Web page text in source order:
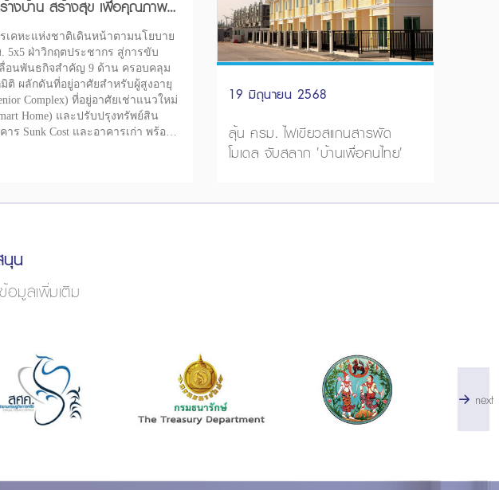
างบ้าน สร้างสุข เพื่อคุณภาพ
เคหะแห่งชาติเดินหน้าตามนโยบาย
5x5 ฝ่าวิกฤตประชากร สู่การขับ
อนพันธกิจสำคัญ 9 ด้าน ครอบคลุม
ติ ผลักดันที่อยู่อาศัยสำหรับผู้สูงอายุ
Complex) ที่อยู่อาศัยเช่าแนวใหม่
Home) และปรับปรุงทรัพย์สิน
าร Sunk Cost และอาคารเก่า พร้อม
19 มิถุนายน 2568
ลุ้น ครม. ไฟเขียวสแกนสารพัด
โมเดล จับสลาก 'บ้านเพื่อคนไทย'
น
มูลเพิ่มเติม
next